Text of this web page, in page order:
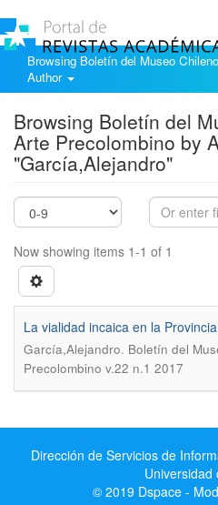
Browsing Boletín del Museo
Author
Browsing Boletín del
Arte Precolombino by
"García,Alejandro"
Now showing items 1-1 of 1
La vialidad incaica en la
García,Alejandro. Boletín del
Precolombino v.22 n.1 2017
Dirección de Servicios de
Universidad
© 2019 Dspace -